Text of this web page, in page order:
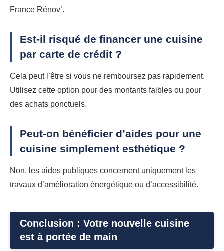
France Rénov’.
Est-il risqué de financer une cuisine
par carte de crédit ?
Cela peut l’être si vous ne remboursez pas rapidement.
Utilisez cette option pour des montants faibles ou pour
des achats ponctuels.
Peut-on bénéficier d’aides pour une
cuisine simplement esthétique ?
Non, les aides publiques concernent uniquement les
travaux d’amélioration énergétique ou d’accessibilité.
Conclusion : Votre nouvelle cuisine
est à portée de main